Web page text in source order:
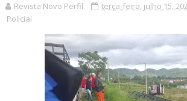
Revista Novo Perfil terça-feira, julho 15,
Policial